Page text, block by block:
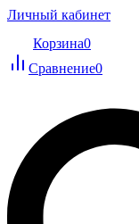
Личный кабинет
Корзина0
Сравнение0